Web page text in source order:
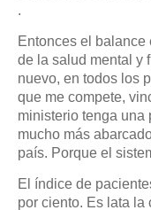
.
Entonces el balance
de la salud mental y
nuevo, en todos los
que me compete,
ministerio tenga una
mucho más
país. Porque el
El índice de
por ciento. Es lata la